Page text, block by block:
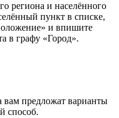
региона и населённого
пункт в списке,
и впишите
в графу «Город».
вам предложат варианты
способ.